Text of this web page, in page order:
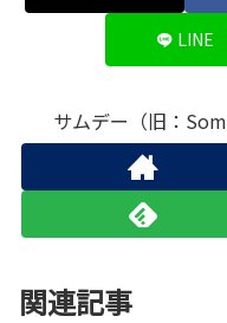
LINE
サムデー（旧：
関連記事